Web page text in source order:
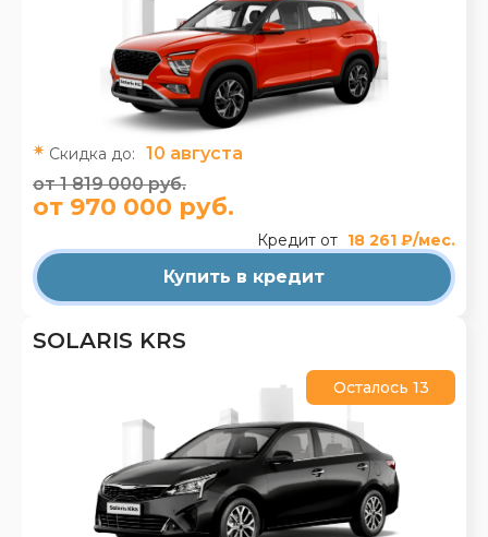
Скидка до:
10 августа
от 1 819 000 руб.
от 970 000 руб.
Кредит от 18 261 ₽/мес.
Купить в кредит
SOLARIS KRS
Осталось 13